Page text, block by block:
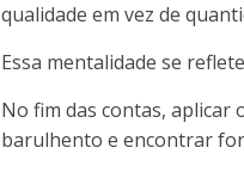
qualidade em vez de
Essa mentalidade se
No fim das contas, aplicar
barulhento e encontrar